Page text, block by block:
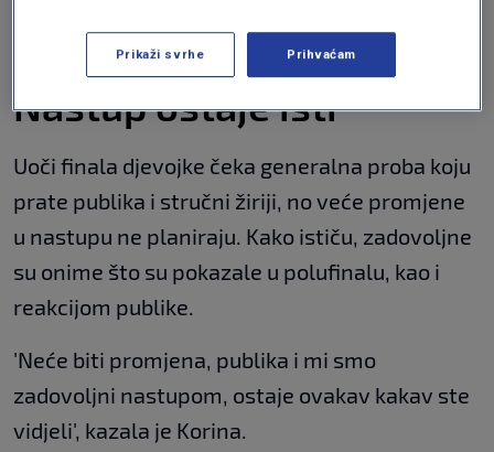
SHOWBIZ 15. svi.
Nastup ostaje isti
Uoči finala djevojke čeka generalna proba koju
prate publika i stručni žiriji, no veće promjene
u nastupu ne planiraju. Kako ističu, zadovoljne
su onime što su pokazale u polufinalu, kao i
reakcijom publike.
'Neće biti promjena, publika i mi smo
zadovoljni nastupom, ostaje ovakav kakav ste
vidjeli', kazala je Korina.
Prikaži svrhe Prihvaćam